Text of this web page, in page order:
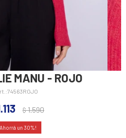
MANU - ROJO
74563ROJO
$1.590
30